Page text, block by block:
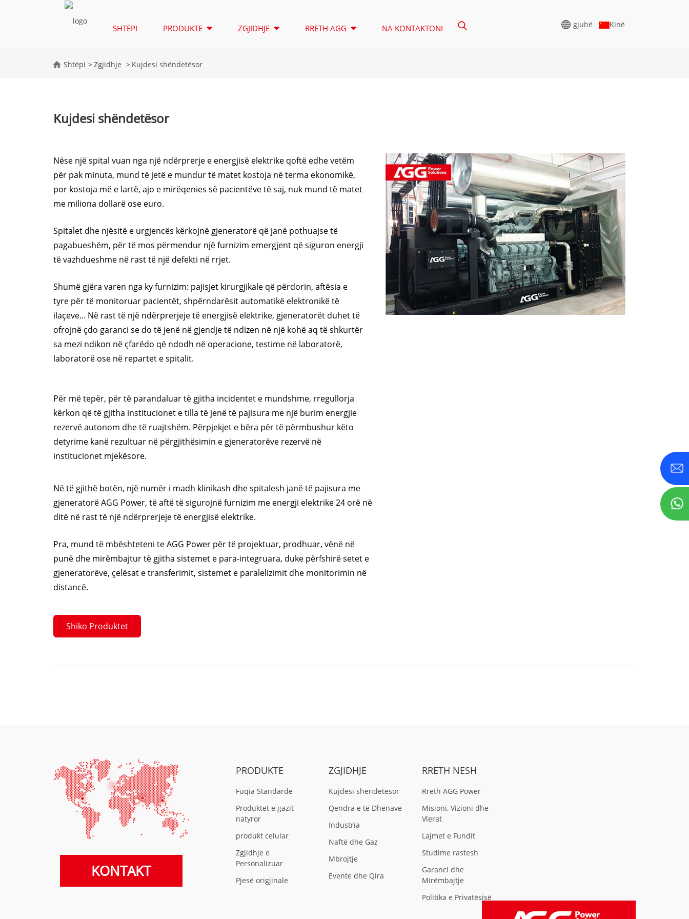
SHTËPI PRODUKTE
SERIA P 10-220 KVA
SERIA DE 22-250 KVA
SERIA P 250-1100 KVA
SERIA S 275-880KVA
SERIA DE 250-825 KVA
SERIA H 165-935 KVA
SERIA V 350-800 KVA
SERIA M 1100-4000 KVA
SERIA MS 715-2500 KVA
ZGJIDHJE RRETH AGG NA KONTAKTONI gjuhë Kinë
Shtëpi Zgjidhje Kujdesi shëndetësor
Kujdesi shëndetësor
Nëse një spital vuan nga një ndërprerje e energjisë elektrike qoftë edhe vetëm
për pak minuta, mund të jetë e mundur të matet kostoja në terma ekonomikë,
por kostoja më e lartë, ajo e mirëqenies së pacientëve të saj, nuk mund të matet
me miliona dollarë ose euro.
Spitalet dhe njësitë e urgjencës kërkojnë gjeneratorë që janë pothuajse të
pagabueshëm, për të mos përmendur një furnizim emergjent që siguron energji
të vazhdueshme në rast të një defekti në rrjet.
Shumë gjëra varen nga ky furnizim: pajisjet kirurgjikale që përdorin, aftësia e
tyre për të monitoruar pacientët, shpërndarësit automatikë elektronikë të
ilaçeve... Në rast të një ndërprerjeje të energjisë elektrike, gjeneratorët duhet të
ofrojnë çdo garanci se do të jenë në gjendje të ndizen në një kohë aq të shkurtër
sa mezi ndikon në çfarëdo që ndodh në operacione, testime në laboratorë,
laboratorë ose në repartet e spitalit.
Për më tepër, për të parandaluar të gjitha incidentet e mundshme, rregullorja
kërkon që të gjitha institucionet e tilla të jenë të pajisura me një burim energjie
rezervë autonom dhe të ruajtshëm. Përpjekjet e bëra për të përmbushur këto
detyrime kanë rezultuar në përgjithësimin e gjeneratorëve rezervë në
institucionet mjekësore.
Në të gjithë botën, një numër i madh klinikash dhe spitalesh janë të pajisura me
gjeneratorë AGG Power, të aftë të sigurojnë furnizim me energji elektrike 24 orë në
ditë në rast të një ndërprerjeje të energjisë elektrike.
Pra, mund të mbështeteni te AGG Power për të projektuar, prodhuar, vënë në
punë dhe mirëmbajtur të gjitha sistemet e para-integruara, duke përfshirë setet e
gjeneratorëve, çelësat e transferimit, sistemet e paralelizimit dhe monitorimin në
distancë.
Shiko Produktet
KONTAKT
PRODUKTE
Fuqia Standarde
Produktet e gazit
natyror
produkt celular
Zgjidhje e
Personalizuar
Pjesë origjinale
ZGJIDHJE
Kujdesi shëndetësor
Qendra e të Dhënave
Industria
Naftë dhe Gaz
Mbrojtje
Evente dhe Qira
RRETH NESH
Rreth AGG Power
Misioni, Vizioni dhe
Vlerat
Lajmet e Fundit
Studime rastesh
Garanci dhe
Mirëmbajtje
Politika e Privatësisë